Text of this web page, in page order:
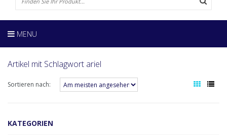
MENU
Artikel mit Schlagwort ariel
Sortieren nach:
KATEGORIEN